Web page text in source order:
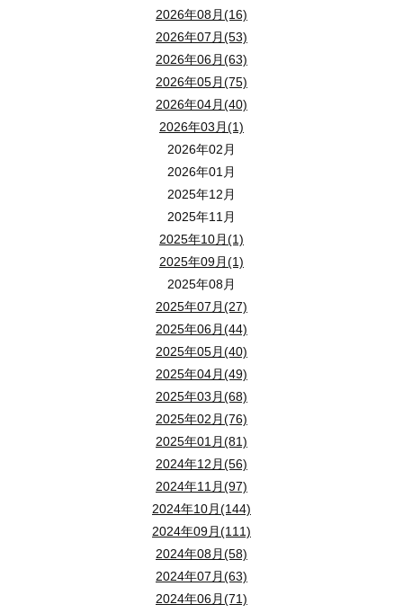
2026年08月(16)
2026年07月(53)
2026年06月(63)
2026年05月(75)
2026年04月(40)
2026年03月(1)
2026年02月
2026年01月
2025年12月
2025年11月
2025年10月(1)
2025年09月(1)
2025年08月
2025年07月(27)
2025年06月(44)
2025年05月(40)
2025年04月(49)
2025年03月(68)
2025年02月(76)
2025年01月(81)
2024年12月(56)
2024年11月(97)
2024年10月(144)
2024年09月(111)
2024年08月(58)
2024年07月(63)
2024年06月(71)